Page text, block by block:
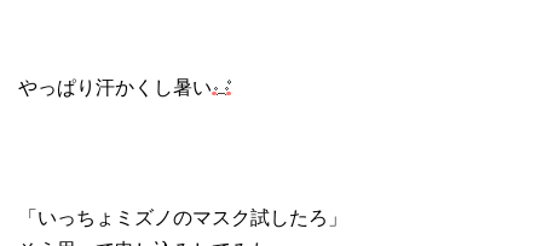
やっぱり汗かくし暑い
「いっちょミズノのマスク試したろ」